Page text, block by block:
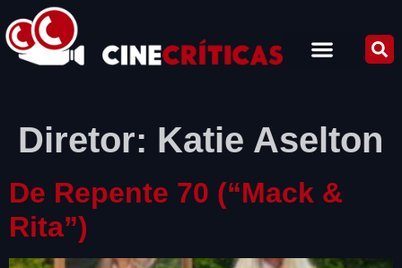
Diretor: Katie Aselton
De Repente 70 (“Mack &
Rita”)